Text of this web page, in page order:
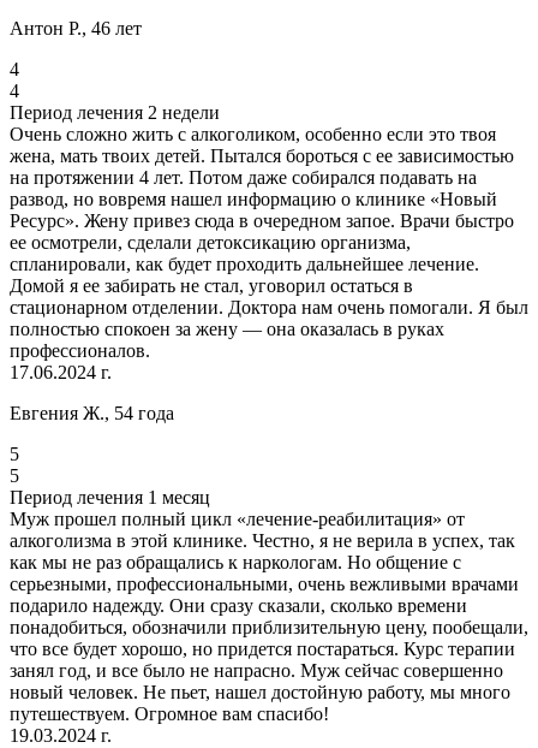
Антон Р., 46 лет
4
4
Период лечения 2 недели
Очень сложно жить с алкоголиком, особенно если это твоя
жена, мать твоих детей. Пытался бороться с ее зависимостью
на протяжении 4 лет. Потом даже собирался подавать на
развод, но вовремя нашел информацию о клинике «Новый
Ресурс». Жену привез сюда в очередном запое. Врачи быстро
ее осмотрели, сделали детоксикацию организма,
спланировали, как будет проходить дальнейшее лечение.
Домой я ее забирать не стал, уговорил остаться в
стационарном отделении. Доктора нам очень помогали. Я был
полностью спокоен за жену — она оказалась в руках
профессионалов.
17.06.2024 г.
Евгения Ж., 54 года
5
5
Период лечения 1 месяц
Муж прошел полный цикл «лечение-реабилитация» от
алкоголизма в этой клинике. Честно, я не верила в успех, так
как мы не раз обращались к наркологам. Но общение с
серьезными, профессиональными, очень вежливыми врачами
подарило надежду. Они сразу сказали, сколько времени
понадобиться, обозначили приблизительную цену, пообещали,
что все будет хорошо, но придется постараться. Курс терапии
занял год, и все было не напрасно. Муж сейчас совершенно
новый человек. Не пьет, нашел достойную работу, мы много
путешествуем. Огромное вам спасибо!
19.03.2024 г.